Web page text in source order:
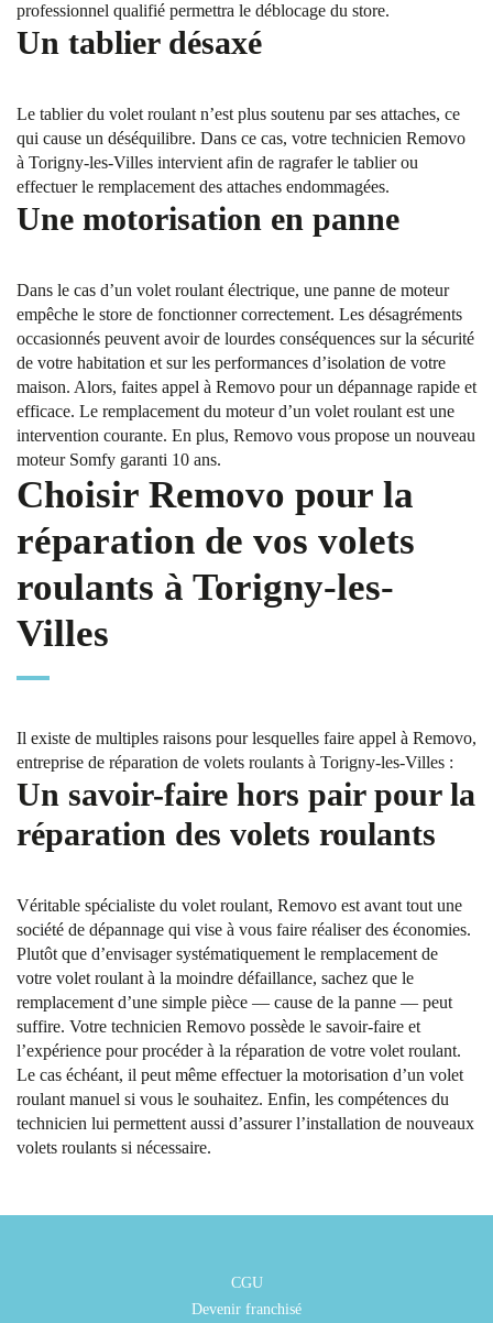
professionnel qualifié permettra le déblocage du store.
Un tablier désaxé
Le tablier du volet roulant n’est plus soutenu par ses attaches, ce
qui cause un déséquilibre. Dans ce cas, votre technicien Removo
à Torigny-les-Villes intervient afin de ragrafer le tablier ou
effectuer le remplacement des attaches endommagées.
Une motorisation en panne
Dans le cas d’un volet roulant électrique, une panne de moteur
empêche le store de fonctionner correctement. Les désagréments
occasionnés peuvent avoir de lourdes conséquences sur la sécurité
de votre habitation et sur les performances d’isolation de votre
maison. Alors, faites appel à Removo pour un dépannage rapide et
efficace. Le remplacement du moteur d’un volet roulant est une
intervention courante. En plus, Removo vous propose un nouveau
moteur Somfy garanti 10 ans.
Choisir Removo pour la
réparation de vos volets
roulants à Torigny-les-
Villes
Il existe de multiples raisons pour lesquelles faire appel à Removo,
entreprise de réparation de volets roulants à Torigny-les-Villes :
Un savoir-faire hors pair pour la
réparation des volets roulants
Véritable spécialiste du volet roulant, Removo est avant tout une
société de dépannage qui vise à vous faire réaliser des économies.
Plutôt que d’envisager systématiquement le remplacement de
votre volet roulant à la moindre défaillance, sachez que le
remplacement d’une simple pièce — cause de la panne — peut
suffire. Votre technicien Removo possède le savoir-faire et
l’expérience pour procéder à la réparation de votre volet roulant.
Le cas échéant, il peut même effectuer la motorisation d’un volet
roulant manuel si vous le souhaitez. Enfin, les compétences du
technicien lui permettent aussi d’assurer l’installation de nouveaux
volets roulants si nécessaire.
CGU
Devenir franchisé